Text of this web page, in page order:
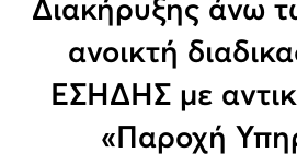
Διακήρυξης άνω
ανοικτή
ΕΣΗΔΗΣ με
«Παροχή